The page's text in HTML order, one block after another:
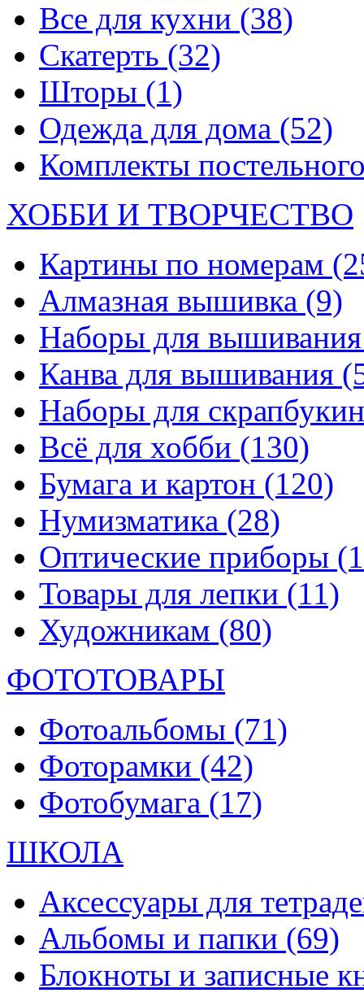
Все для кухни (38)
Скатерть (32)
Шторы (1)
Одежда для дома (52)
Комплекты
ХОББИ И ТВОРЧЕСТВО
Картины по номерам
Алмазная вышивка (9)
Наборы для
Канва для вышивания
Наборы для
Всё для хобби (130)
Бумага и картон (120)
Нумизматика (28)
Оптические приборы
Товары для лепки (11)
Художникам (80)
ФОТОТОВАРЫ
Фотоальбомы (71)
Фоторамки (42)
Фотобумага (17)
ШКОЛА
Аксессуары для
Альбомы и папки (69)
Блокноты и записные